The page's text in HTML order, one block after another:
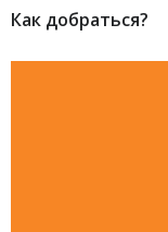
Можно кормить уток
Как добраться?